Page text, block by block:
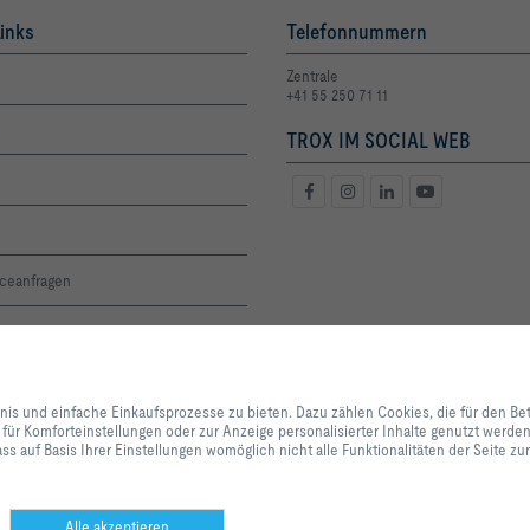
und Preisliste
Telefonnummern
Zentrale
+41 55 250 71 11
TROX IM SOCIAL WEB
unserer Dienstleistungen und Anwendungen notwendig sind, sowie solche,
Statistikzwecken, für Komforteinstellungen oder zur Anzeige
können selbst entscheiden, welche Kategorien Sie zulassen möchten und
anpassen.
und einfache Einkaufsprozesse zu bieten. Dazu zählen Cookies, die für den
Komforteinstellungen oder zur Anzeige personalisierter Inhalte genutzt
auf Basis Ihrer Einstellungen womöglich nicht alle Funktionalitäten der Seite